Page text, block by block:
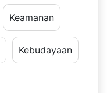
Keamanan
Kebudayaan